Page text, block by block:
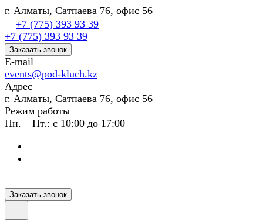
г. Алматы, Сатпаева 76, офис 56
+7 (775) 393 93 39
+7 (775) 393 93 39
Заказать звонок
E-mail
events@pod-kluch.kz
Адрес
г. Алматы, Сатпаева 76, офис 56
Режим работы
Пн. – Пт.: с 10:00 до 17:00
Заказать звонок